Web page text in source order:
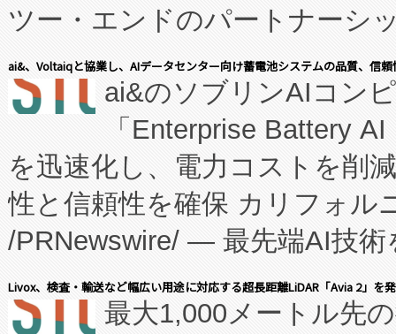
ツー・エンドのパートナーシ
表しました。 同社の実績ある
manufacturing™ (FCCM™) プ
たNeXは、バイオ医薬品製造
従来のフェッドバッチ施設の
に、患者やサプライチェーン
キー方式で拡張性が高く、持
す。FCCM‑を活用した現地生
患者にとっての費用負担を大
ai&、Voltaiqと協業し、AIデータセンター向け蓄電池システムの品質、信
ai&のソブリンAIコン
「Enterprise Battery
を迅速化し、電力コストを削
性と信頼性を確保 カリフォル
/PRNewswire/ — 最先端AI技術
会社エーアイ・アンド：本社
President原信平）と、エンタ
Livox、検査・輸送など幅広い用途に対応する超長距離LiDAR「Avia 2」を
最大1,000メートル先